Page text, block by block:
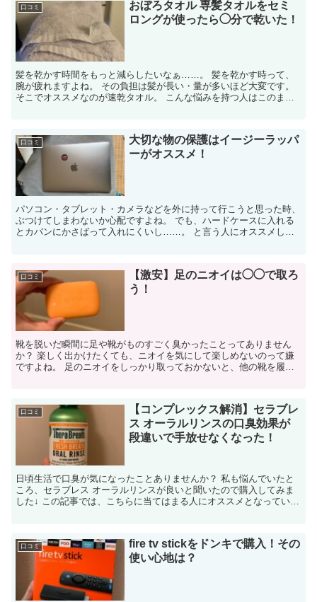
口コミ
おぼろタオル 専髪タオルをセミ
ロングが使ったら◯分で乾いた！
髪を乾かす時間をもっと減らしたいなぁ……。 髪を乾かす時って、
腕が疲れますよね。 その負担は髪が長い・量が多いほど大変です。
そこでオススメなのが速乾タオル。 こんな悩みを持つ人はこのまま
口コミ
大切な物の保護はイージーラッパ
ーがオススメ！
パソコン・タブレット・カメラなどを外に持って行こうと思った時、
ぶつけてしまわないか心配ですよね。 でも、ハードケースに入れる
とカバンにかさばって入れにくいし……。 と言う人にオススメした
口コミ
【激安】足のニオイは◯◯で取ろ
う！
靴を脱いだ瞬間に足や靴がものすごく臭かったことってありません
か？ 楽しく出かけたくても、ニオイを気にして楽しめないのって嫌
ですよね。 足のニオイをしっかり取っておかないと、他の靴を履い
口コミ
【コンプレックス解消】セラブレ
ス オーラルリンスの口臭効果が
段違いで手放せなくなった！
日頃生活で口臭が気になったことありませんか？ 私も悩んでいたと
ころ、セラブレス オーラルリンスが良いと聞いたので購入してみま
した↓ この記事では、こちらに当てはまる人にオススメとなっていま
口コミ
fire tv stickをドンキで購入！その
使い心地は？